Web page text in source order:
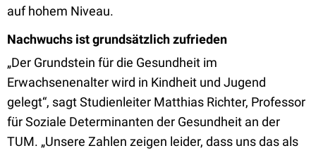
auf hohem Niveau.
Nachwuchs ist grundsätzlich zufrieden
„Der Grundstein für die Gesundheit im
Erwachsenenalter wird in Kindheit und Jugend
gelegt“, sagt Studienleiter Matthias Richter, Professor
für Soziale Determinanten der Gesundheit an der
TUM. „Unsere Zahlen zeigen leider, dass uns das als